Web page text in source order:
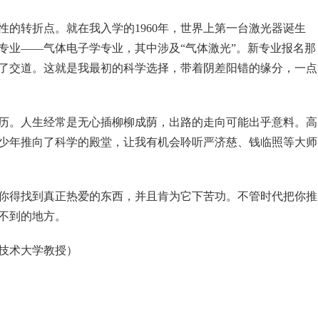
的转折点。就在我入学的1960年，世界上第一台激光器诞生
业——气体电子学专业，其中涉及“气体激光”。新专业报名那
交道。这就是我最初的科学选择，带着阴差阳错的缘分，一点
。人生经常是无心插柳柳成荫，出路的走向可能出乎意料。高
年推向了科学的殿堂，让我有机会聆听严济慈、钱临照等大师
得找到真正热爱的东西，并且肯为它下苦功。不管时代把你推
到的地方。
术大学教授）